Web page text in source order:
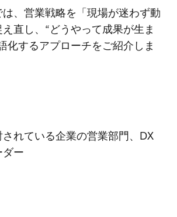
、営業戦略を「現場が迷わず動
直し、“どうやって成果が生ま
化するアプローチをご紹介しま
れている企業の営業部門、DX
ー